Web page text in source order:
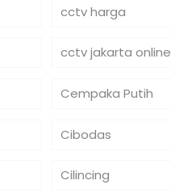
cctv harga
cctv jakarta online
Cempaka Putih
Cibodas
Cilincing